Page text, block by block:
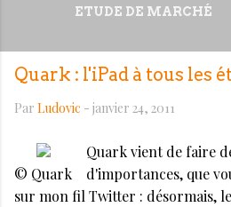
ETUDE DE MARCHÉ
PLUS…
Quark : l'iPad à tous les
Par Ludovic - janvier 24, 2011
© Quark
Quark vient de faire
d'importances, que
sur mon fil Twitter : désormais,